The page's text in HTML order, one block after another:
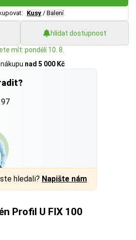
Kusy / Balení
hlídat dostupnost
mít: pondělí 10. 8.
nad 5 000 Kč
hledali? Napište nám
Profil U FIX 100